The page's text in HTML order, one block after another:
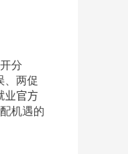
分
、两促
业官方
机遇的